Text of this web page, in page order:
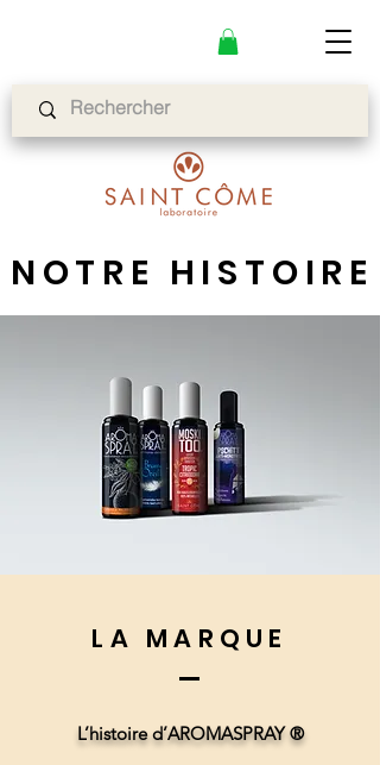
NOTRE HISTOIRE
LA MARQUE
L’histoire d’AROMASPRAY ®